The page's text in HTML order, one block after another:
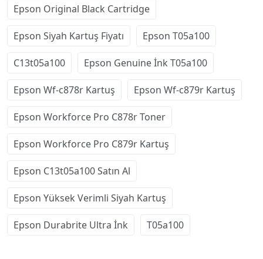
Epson Original Black Cartridge
Epson Siyah Kartuş Fiyatı Epson T05a100
C13t05a100 Epson Genuine İnk T05a100
Epson Wf-c878r Kartuş Epson Wf-c879r Kartuş
Epson Workforce Pro C878r Toner
Epson Workforce Pro C879r Kartuş
Epson C13t05a100 Satın Al
Epson Yüksek Verimli Siyah Kartuş
Epson Durabrite Ultra İnk T05a100